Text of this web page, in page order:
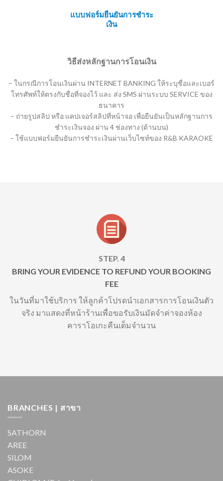
แบบฟอร์มยืนยันการชำระ
เงิน
วิธีส่งหลักฐานการโอนเงิน
– ในกรณีการโอนเงินผ่าน INTERNET BANKING ให้ระบุชื่อและเบอร์
โทรศัพท์ให้ตรงกับชื่อที่จองไว้ และ ส่ง SMS ผ่านระบบ SERVICE ของ
ธนาคาร
– ถ่ายรูปสลิป หรือ แคปเจอร์สลิปที่หน้าจอ เพื่อยืนยันเป็นหลักฐานการ
ชำระเงินจอง ผ่าน 4 ช่องทาง (ด้านบน)
– ใช้แบบฟอร์มยืนยันการชำระเงินผ่านเว็บไซท์ของ R&B KARAOKE
STEP. 4
BRING YOUR EVIDENCE TO REFUND YOUR BOOKING
FEE
ในวันที่มาใช้บริการ ให้ลูกค้าโปรดนำเอกสารการโอนเงินตัว
จริง มาแสดงที่หน้าร้านเพื่อขอรับเงินมัดจำค่าจองห้อง
คาราโอเกะคืนเต็มจำนวน
BRANCHES | สาขา
SATHORN
AREE
SILOM
ASOKE